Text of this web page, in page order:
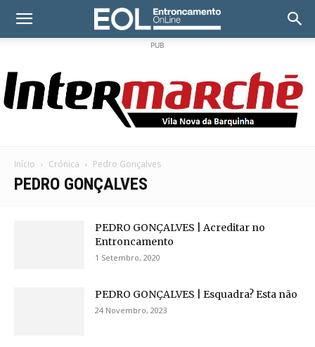
PUB
Início Crónica Pedro Gonçalves
PEDRO GONÇALVES
PEDRO GONÇALVES | Acreditar no
Entroncamento
1 Setembro, 2020
PEDRO GONÇALVES | Esquadra? Esta não
24 Novembro, 2023